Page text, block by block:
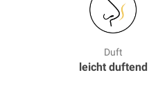
Duft
leicht duftend